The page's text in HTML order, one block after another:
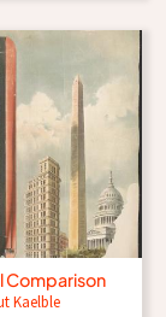
Comparison
Kaelble